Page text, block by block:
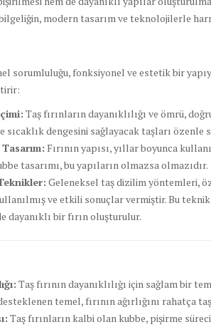
modern tasarım ve teknolojilerle
sorumluluğu, fonksiyonel ve estetik bir
Taş fırınların dayanıklılığı ve ömrü,
sıcaklık dengesini sağlayacak taşları özenle
Fırının yapısı, yıllar boyunca
tasarımı, bu yapıların olmazsa olmazıdır.
Geleneksel taş dizilim yöntemleri,
ve etkili sonuçlar vermiştir. Bu
dayanıklı bir fırın oluşturulur.
Taş fırının dayanıklılığı için sağlam bir
temel, fırının ağırlığını rahatça
Taş fırınların kalbi olan kubbe, pişirme